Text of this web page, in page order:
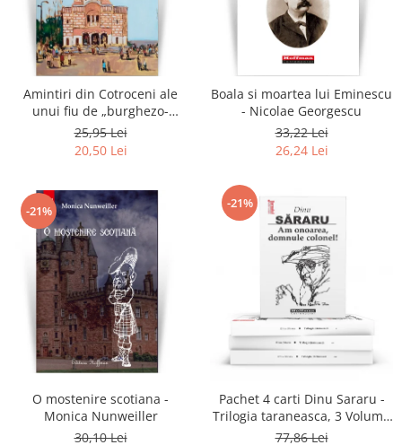
Amintiri din Cotroceni ale
unui fiu de „burghezo-
mosier”.Vol.2 - Sorin M.
Radulescu
25,95 Lei
20,50 Lei
Boala si moartea lui Eminescu
- Nicolae Georgescu
33,22 Lei
26,24 Lei
-21%
O mostenire scotiana -
Monica Nunweiller
30,10 Lei
-21%
Pachet 4 carti Dinu Sararu -
Trilogia taraneasca, 3 Volume
+ Am onoarea, domnule
77,86 Lei